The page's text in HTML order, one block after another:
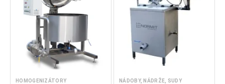
HOMOGENIZÁTORY
NÁDOBY, NÁDRŽE, SUDY